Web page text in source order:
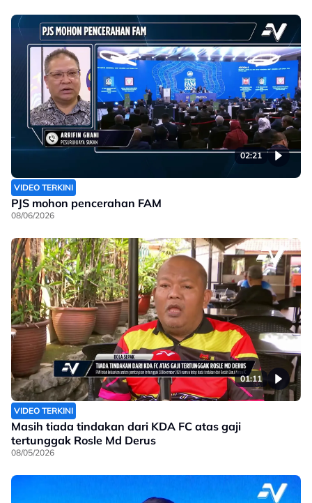
02:21
VIDEO TERKINI
PJS mohon pencerahan FAM
08/06/2026
01:11
VIDEO TERKINI
Masih tiada tindakan dari KDA FC atas gaji
tertunggak Rosle Md Derus
08/05/2026